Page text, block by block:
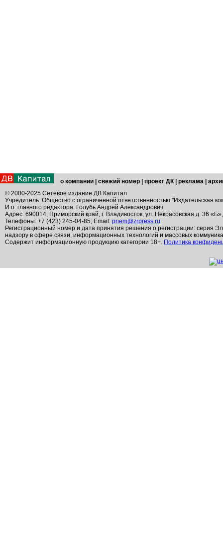
о компании свежий номер проект ДК реклама
© 2000-2025 Сетевое издание ДВ Капитал
Учредитель: Общество с ограниченной ответственностью "Издательская
И.о. главного редактора: Голубь Андрей Александрович
Адрес: 690014, Приморский край, г. Владивосток, ул. Некрасовская д. 36
Телефоны: +7 (423) 245-04-85; Email: priem@zrpress.ru
Регистрационный номер и дата принятия решения о регистрации: серия
надзору в сфере связи, информационных технологий и массовых
Содержит информационную продукцию категории 18+. Политика